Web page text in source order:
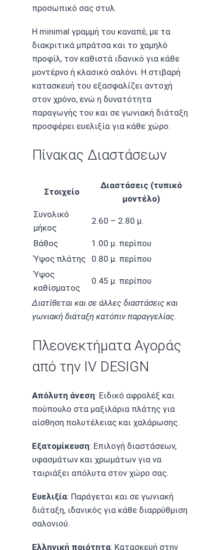
προσωπικό σας στυλ.
Η minimal γραμμή του καναπέ, με τα
διακριτικά μπράτσα και το χαμηλό
προφίλ, τον καθιστά ιδανικό για κάθε
μοντέρνο ή κλασικό σαλόνι. Η στιβαρή
κατασκευή του εξασφαλίζει αντοχή
στον χρόνο, ενώ η δυνατότητα
παραγωγής του και σε γωνιακή διάταξη
προσφέρει ευελιξία για κάθε χώρο.
Πίνακας Διαστάσεων
Στοιχείο
Διαστάσεις (τυπικό
μοντέλο)
Συνολικό
μήκος
2.60 – 2.80 μ.
Βάθος
1.00 μ. περίπου
Ύψος πλάτης
0.80 μ. περίπου
Ύψος
καθίσματος
0.45 μ. περίπου
Διατίθεται και σε άλλες διαστάσεις και
γωνιακή διάταξη κατόπιν παραγγελίας.
Πλεονεκτήματα Αγοράς
από την IV DESIGN
Απόλυτη άνεση: Ειδικό αφρολέξ και
πούπουλο στα μαξιλάρια πλάτης για
αίσθηση πολυτέλειας και χαλάρωσης.
Εξατομίκευση: Επιλογή διαστάσεων,
υφασμάτων και χρωμάτων για να
ταιριάξει απόλυτα στον χώρο σας.
Ευελιξία: Παράγεται και σε γωνιακή
διάταξη, ιδανικός για κάθε διαρρύθμιση
σαλονιού.
Ελληνική ποιότητα: Κατασκευή στην